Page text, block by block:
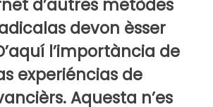
d’autres metòdes
devon èsser
l’importància de
experiéncias de
Aquesta n’es